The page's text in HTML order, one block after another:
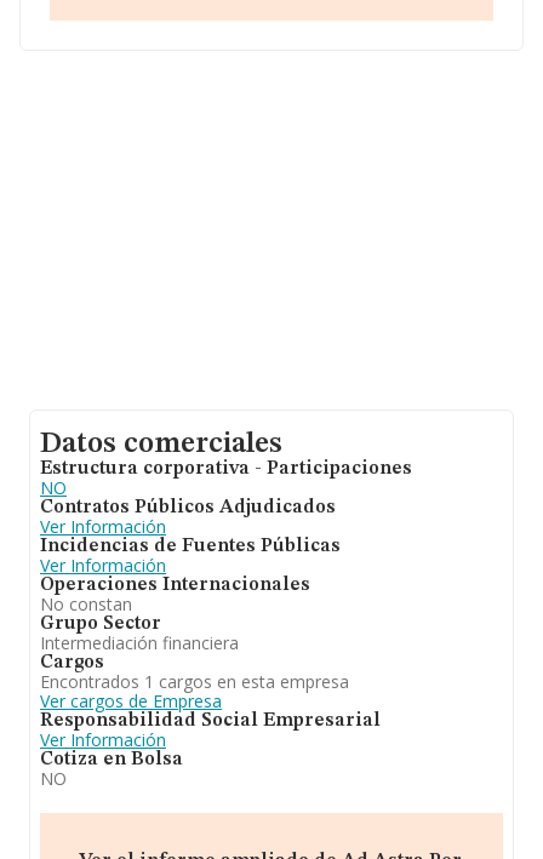
Calle Tenerife núm. 23 Piso 3 D, (50180), en el municipio
Datos comerciales
Estructura corporativa - Participaciones
NO
Contratos Públicos Adjudicados
Ver Información
Incidencias de Fuentes Públicas
Ver Información
Operaciones Internacionales
No constan
Grupo Sector
Intermediación financiera
Cargos
Encontrados 1 cargos en esta empresa
Ver cargos de Empresa
Responsabilidad Social Empresarial
Ver Información
Cotiza en Bolsa
NO